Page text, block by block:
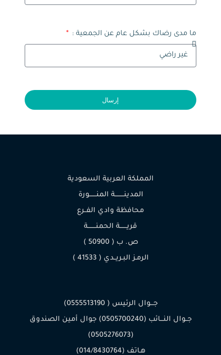
ما مدى رضاك بشكل عام عن الجمعية :
إرسال
المملكة العربية السعودية
المدينـــــــــة المنـــــــورة
محافظة وادي الفــرع
قريـــــــة الحمنــــــــة
ص. ب ( 50900 )
الرمـز البـريــدي ( 41533 )
جـــوال الرئيس ( 0555513190)
جــوال النـــائب (0505700240) جوال أمين الصندوق
(0505276073)
هـاتف (014/8430764)